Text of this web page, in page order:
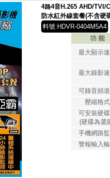
4路4音H.265 AHD/TVI/
防水紅外線套餐(不含硬
料號:HDVR-0404M5A4
功 能
最大顯示
最大錄影
可錄音頻
壓縮格式
可安裝硬
(硬碟為選
手機網路
警報輸入